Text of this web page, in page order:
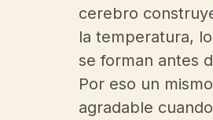
cerebro
la temperatura,
se forman antes
Por eso un
agradable